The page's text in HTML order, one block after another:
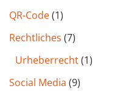
QR-Code(1)
Rechtliches (7)
Urheberrecht(1)
Social Media (9)